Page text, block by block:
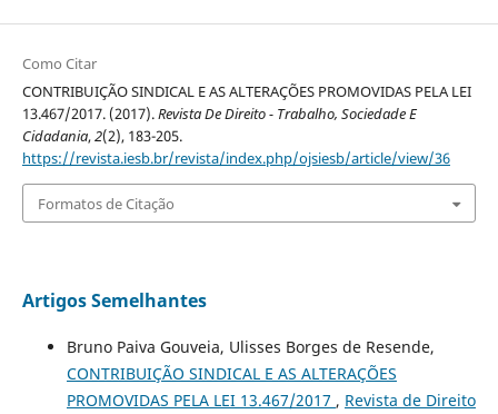
Como Citar
CONTRIBUIÇÃO SINDICAL E AS ALTERAÇÕES PROMOVIDAS PELA LEI
13.467/2017. (2017).Revista De Direito - Trabalho, Sociedade E
Cidadania,2(2), 183-205.
https://revista.iesb.br/revista/index.php/ojsiesb/article/view/36
Formatos de Citação
Artigos Semelhantes
Bruno Paiva Gouveia, Ulisses Borges de Resende,
CONTRIBUIÇÃO SINDICAL E AS ALTERAÇÕES
PROMOVIDAS PELA LEI 13.467/2017 , Revista de Direito